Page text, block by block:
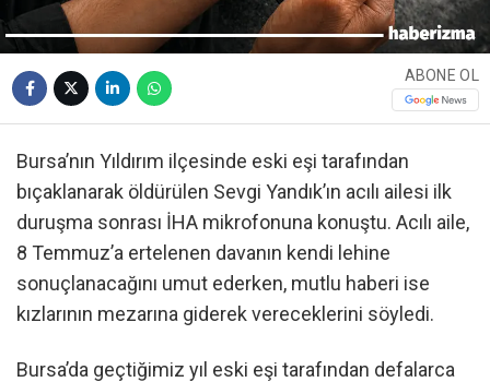
ABONE OL
Bursa’nın Yıldırım ilçesinde eski eşi tarafından
bıçaklanarak öldürülen Sevgi Yandık’ın acılı ailesi ilk
duruşma sonrası İHA mikrofonuna konuştu. Acılı aile,
8 Temmuz’a ertelenen davanın kendi lehine
sonuçlanacağını umut ederken, mutlu haberi ise
kızlarının mezarına giderek vereceklerini söyledi.
Bursa’da geçtiğimiz yıl eski eşi tarafından defalarca